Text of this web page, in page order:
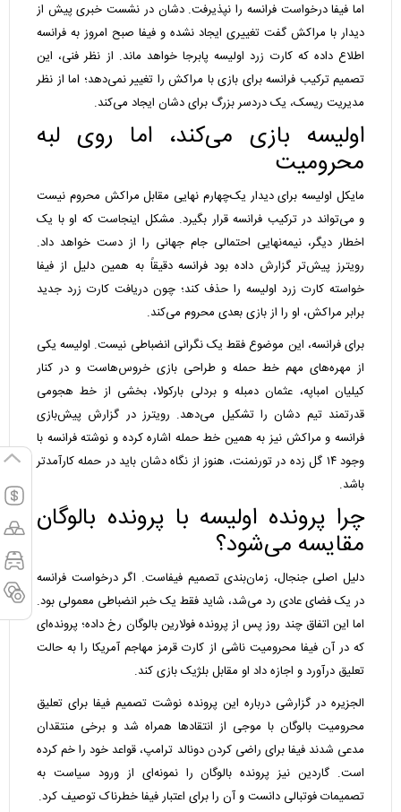
اما فیفا درخواست فرانسه را نپذیرفت. دشان در نشست خبری پیش از
دیدار با مراکش گفت تغییری ایجاد نشده و فیفا صبح امروز به فرانسه
اطلاع داده که کارت زرد اولیسه پابرجا خواهد ماند. از نظر فنی، این
تصمیم ترکیب فرانسه برای بازی با مراکش را تغییر نمی‌دهد؛ اما از نظر
مدیریت ریسک، یک دردسر بزرگ برای دشان ایجاد می‌کند.
اولیسه بازی می‌کند، اما روی لبه
محرومیت
مایکل اولیسه برای دیدار یک‌چهارم نهایی مقابل مراکش محروم نیست
و می‌تواند در ترکیب فرانسه قرار بگیرد. مشکل اینجاست که او با یک
اخطار دیگر، نیمه‌نهایی احتمالی جام جهانی را از دست خواهد داد.
رویترز پیش‌تر گزارش داده بود فرانسه دقیقاً به همین دلیل از فیفا
خواسته کارت زرد اولیسه را حذف کند؛ چون دریافت کارت زرد جدید
برابر مراکش، او را از بازی بعدی محروم می‌کند.
برای فرانسه، این موضوع فقط یک نگرانی انضباطی نیست. اولیسه یکی
از مهره‌های مهم خط حمله و طراحی بازی خروس‌هاست و در کنار
کیلیان امباپه، عثمان دمبله و بردلی بارکولا، بخشی از خط هجومی
قدرتمند تیم دشان را تشکیل می‌دهد. رویترز در گزارش پیش‌بازی
فرانسه و مراکش نیز به همین خط حمله اشاره کرده و نوشته فرانسه با
وجود ۱۴ گل زده در تورنمنت، هنوز از نگاه دشان باید در حمله کارآمدتر
باشد.
چرا پرونده اولیسه با پرونده بالوگان
مقایسه می‌شود؟
دلیل اصلی جنجال، زمان‌بندی تصمیم فیفاست. اگر درخواست فرانسه
در یک فضای عادی رد می‌شد، شاید فقط یک خبر انضباطی معمولی بود.
اما این اتفاق چند روز پس از پرونده فولارین بالوگان رخ داده؛ پرونده‌ای
که در آن فیفا محرومیت ناشی از کارت قرمز مهاجم آمریکا را به حالت
تعلیق درآورد و اجازه داد او مقابل بلژیک بازی کند.
الجزیره در گزارشی درباره این پرونده نوشت تصمیم فیفا برای تعلیق
محرومیت بالوگان با موجی از انتقادها همراه شد و برخی منتقدان
مدعی شدند فیفا برای راضی کردن دونالد ترامپ، قواعد خود را خم کرده
است. گاردین نیز پرونده بالوگان را نمونه‌ای از ورود سیاست به
تصمیمات فوتبالی دانست و آن را برای اعتبار فیفا خطرناک توصیف کرد.